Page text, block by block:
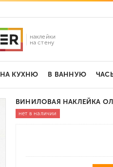
наклейки
на стену
НА КУХНЮ В ВАННУЮ
ВИНИЛОВАЯ НАКЛЕЙКА
нет в наличии